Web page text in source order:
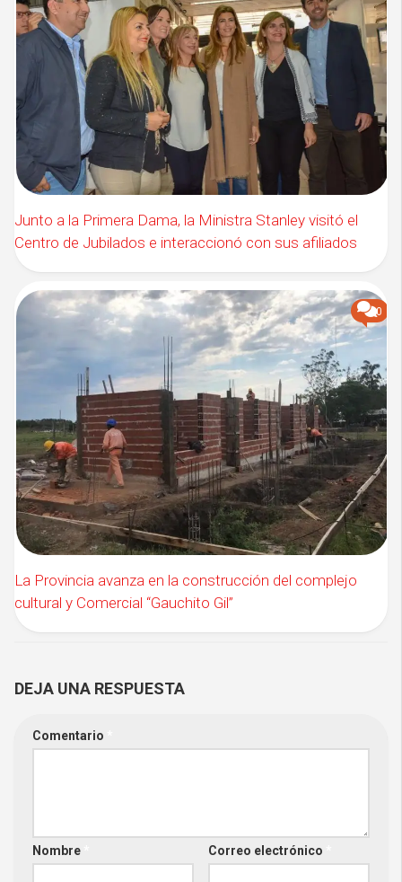
Junto a la Primera Dama, la Ministra Stanley visitó el
Centro de Jubilados e interaccionó con sus afiliados
0
La Provincia avanza en la construcción del complejo
cultural y Comercial “Gauchito Gil”
DEJA UNA RESPUESTA
Comentario
Nombre Correo electrónico